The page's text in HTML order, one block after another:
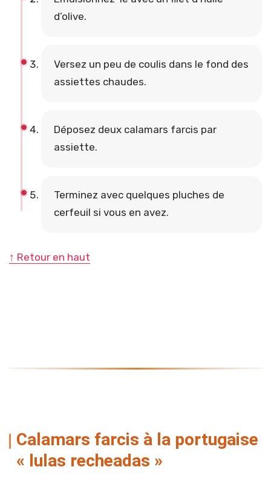
d’olive.
Versez un peu de coulis dans le fond des
assiettes chaudes.
Déposez deux calamars farcis par
assiette.
Terminez avec quelques pluches de
cerfeuil si vous en avez.
↑ Retour en haut
Calamars farcis à la portugaise
« lulas recheadas »